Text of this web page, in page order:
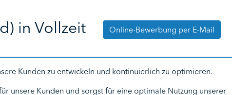
in Vollzeit Online-Bewerbung per E-Mail
Kunden zu entwickeln und kontinuierlich zu optimieren.
unsere Kunden und sorgst für eine optimale Nutzung unserer